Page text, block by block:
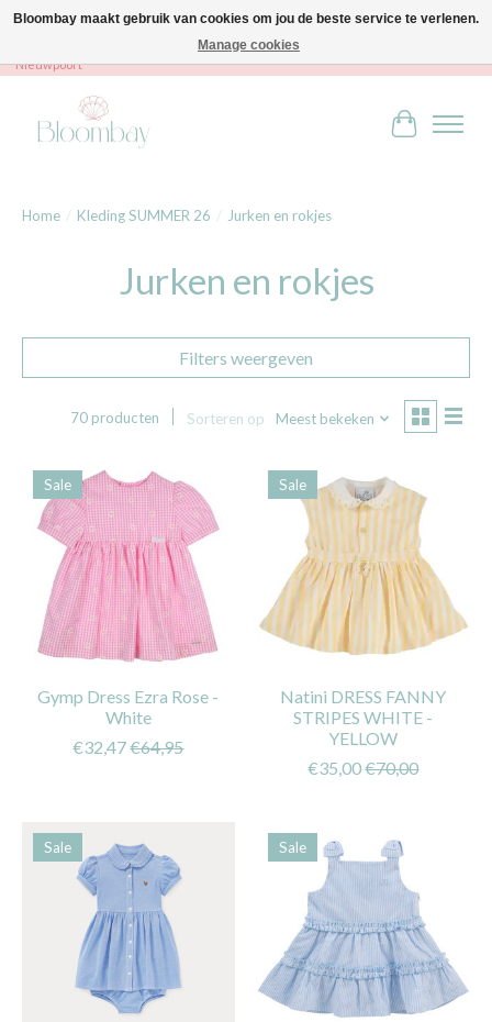
Bloombay - Babies & Kids - Bali home & interior - Robert Orlentpromenade 9A -
Nieuwpoort
Home / Kleding SUMMER 26 / Jurken en rokjes
Jurken en rokjes
Filters weergeven
70 producten Sorteren op Meest bekeken
Sale
Gymp Dress Ezra Rose -
White
€32,47€64,95
Sale
Natini DRESS FANNY
STRIPES WHITE -
YELLOW
€35,00€70,00
Sale Sale
Bloombay maakt gebruik van cookies om jou de beste service te verlenen.
Manage cookies